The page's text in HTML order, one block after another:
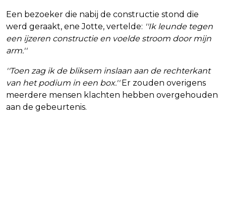
Een bezoeker die nabij de constructie stond die
werd geraakt, ene Jotte, vertelde: ''Ik leunde tegen
een ijzeren constructie en voelde stroom door mijn
arm.''
''Toen zag ik de bliksem inslaan aan de rechterkant
van het podium in een box.''Er zouden overigens
meerdere mensen klachten hebben overgehouden
aan de gebeurtenis.